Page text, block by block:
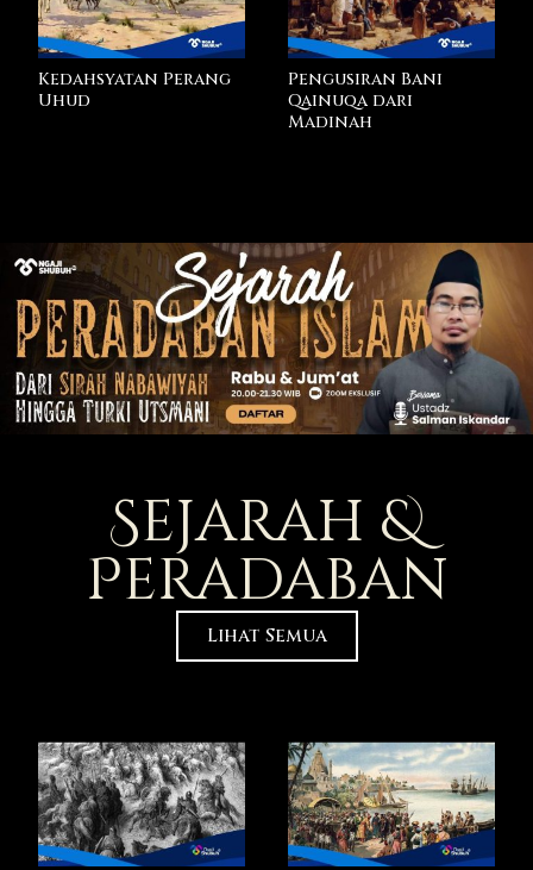
Kedahsyatan Perang
Uhud
Pengusiran Bani
Qainuqa dari
Madinah
Sejarah &
Peradaban
Lihat Semua